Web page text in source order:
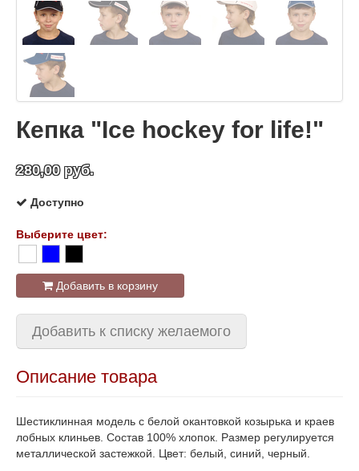
Кепка "Ice hockey for life!"
280,00 руб.
Доступно
Выберите цвет:
Добавить в корзину
Добавить к списку желаемого
Описание товара
Шестиклинная модель с белой окантовкой козырька и краев
лобных клиньев. Состав 100% хлопок. Размер регулируется
металлической застежкой. Цвет: белый, синий, черный.